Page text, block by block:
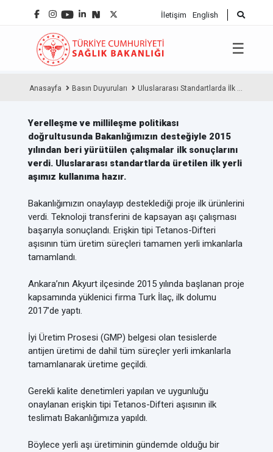
İletişim English
☰
Anasayfa Basın Duyuruları Uluslararası Standartlarda İlk ...
Yerelleşme ve millileşme politikası
doğrultusunda Bakanlığımızın desteğiyle 2015
yılından beri yürütülen çalışmalar ilk sonuçlarını
verdi. Uluslararası standartlarda üretilen ilk yerli
aşımız kullanıma hazır.
Bakanlığımızın onaylayıp desteklediği proje ilk ürünlerini
verdi. Teknoloji transferini de kapsayan aşı çalışması
başarıyla sonuçlandı. Erişkin tipi Tetanos-Difteri
aşısının tüm üretim süreçleri tamamen yerli imkanlarla
tamamlandı.
Ankara’nın Akyurt ilçesinde 2015 yılında başlanan proje
kapsamında yüklenici firma Turk İlaç, ilk dolumu
2017’de yaptı.
İyi Üretim Prosesi (GMP) belgesi olan tesislerde
antijen üretimi de dahil tüm süreçler yerli imkanlarla
tamamlanarak üretime geçildi.
Gerekli kalite denetimleri yapılan ve uygunluğu
onaylanan erişkin tipi Tetanos-Difteri aşısının ilk
teslimatı Bakanlığımıza yapıldı.
Böylece yerli aşı üretiminin gündemde olduğu bir